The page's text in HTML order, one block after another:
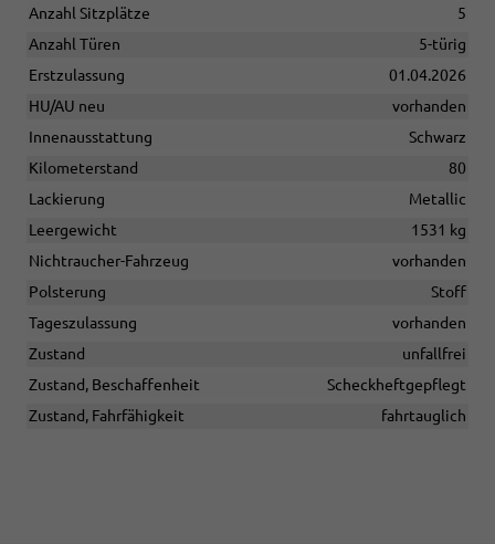
Anzahl Sitzplätze
5
Anzahl Türen
5-türig
Erstzulassung
01.04.2026
HU/AU neu
vorhanden
Innenausstattung
Schwarz
Kilometerstand
80
Lackierung
Metallic
Leergewicht
1531 kg
Nichtraucher-Fahrzeug
vorhanden
Polsterung
Stoff
Tageszulassung
vorhanden
Zustand
unfallfrei
Zustand, Beschaffenheit
Scheckheftgepflegt
Zustand, Fahrfähigkeit
fahrtauglich